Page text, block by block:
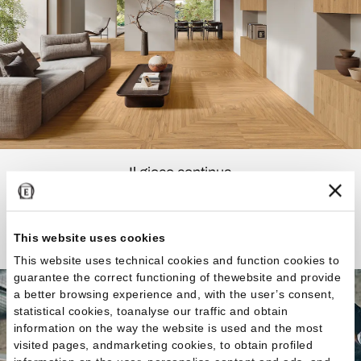
This website uses cookies
This website uses technical cookies and function cookies to
guarantee the correct functioning of thewebsite and provide
a better browsing experience and, with the user’s consent,
statistical cookies, toanalyse our traffic and obtain
information on the way the website is used and the most
visited pages, andmarketing cookies, to obtain profiled
Il gioco continua